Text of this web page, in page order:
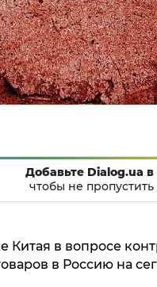
Добавьте Dialog.ua в
чтобы не пропустить
Китая в вопросе
в Россию на